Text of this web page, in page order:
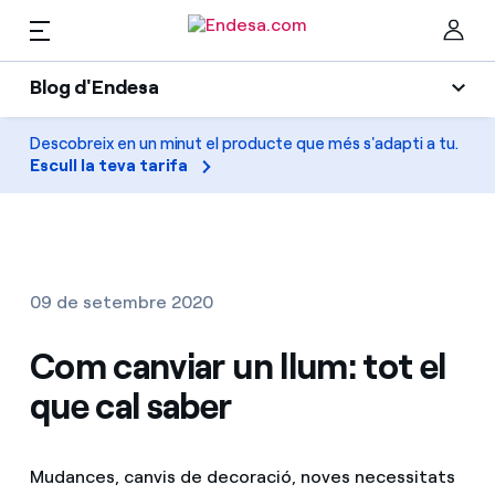
Blog d'Endesa
Blog d'Endesa
Llum
Gas
Empreses
Llars
Troba la tarifa que més et convé
Compara les nostres tarifes d’empresa i estalvia
altre
Mobilitat
PARA TI
Solar
CA
Descobreix en un minut el producte que més s'adapti a tu.
Escull la teva tarifa
09 de setembre 2020
Com canviar un llum: tot el
que cal saber
Mudances, canvis de decoració, noves necessitats